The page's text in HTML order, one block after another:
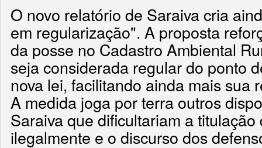
O novo relatório de Saraiva cria
em regularização". A proposta
da posse no Cadastro Ambiental
seja considerada regular do ponto
nova lei, facilitando ainda mais sua
A medida joga por terra outros
Saraiva que dificultariam a
ilegalmente e o discurso dos